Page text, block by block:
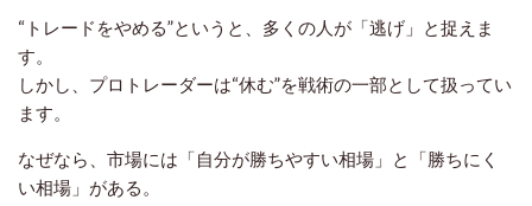
“トレードをやめる”というと、多くの人が「逃げ」と捉えま
す。
しかし、プロトレーダーは“休む”を戦術の一部として扱ってい
ます。
なぜなら、市場には「自分が勝ちやすい相場」と「勝ちにく
い相場」がある。